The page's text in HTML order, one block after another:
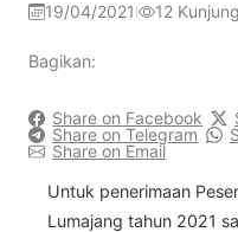
19/04/2021 12
Bagikan:
Share on Facebook
Share on Telegram
Share on Email
Untuk penerimaan
Lumajang tahun 2021